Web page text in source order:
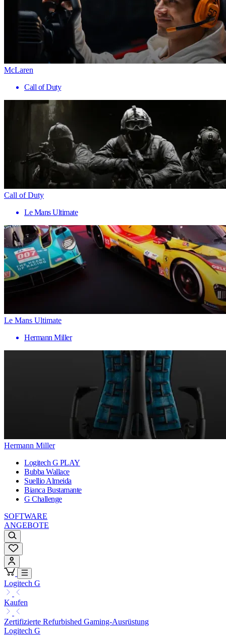
McLaren
Call of Duty
Call of Duty
Le Mans Ultimate
Le Mans Ultimate
Hermann Miller
Hermann Miller
Logitech G PLAY
Bubba Wallace
Suellio Almeida
Bianca Bustamante
G Challenge
SOFTWARE
ANGEBOTE
Logitech G
Kaufen
Zertifizierte Refurbished Gaming-Ausrüstung
Logitech G